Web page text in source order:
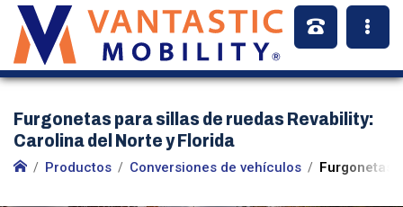
Furgonetas para sillas de ruedas Revability:
Carolina del Norte y Florida
Productos Conversiones de vehículos Furgonetas